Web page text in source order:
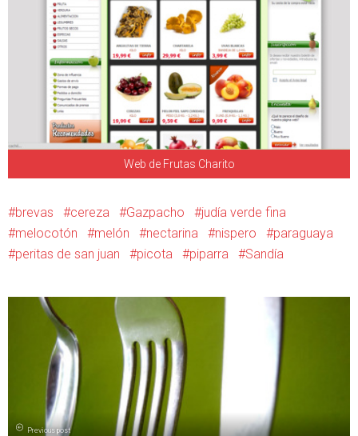
Web de Frutas Charito
brevas cereza Gazpacho
judía verde fina
melocotón
melón nectarina nispero
paraguaya
peritas de san juan
picota piparra Sandía
Previous post